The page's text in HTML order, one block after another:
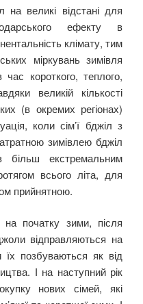
великі відстані для
ефекту в
клімату, тим
міркувань зимівля
короткого, теплого,
великій кількості
(в окремих регіонах)
коли сім’ї бджіл з
зимівлею бджіл
більш екстремальним
всього літа, для
прийнятною.
початку зими, після
відправляються на
їх позбуваються як від
І на наступний рік
нових сімей, які